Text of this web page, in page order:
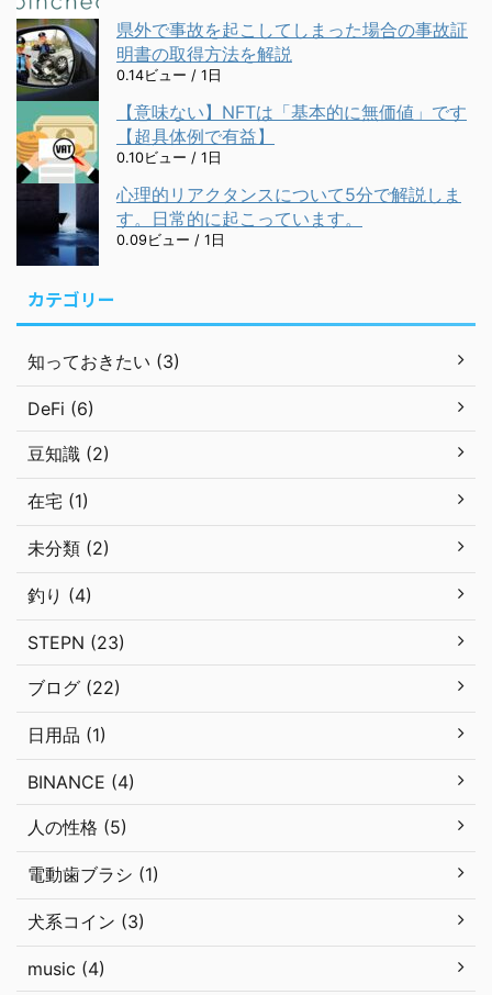
県外で事故を起こしてしまった場合の事故証
明書の取得方法を解説
0.14ビュー / 1日
【意味ない】NFTは「基本的に無価値」です
【超具体例で有益】
0.10ビュー / 1日
心理的リアクタンスについて5分で解説しま
す。日常的に起こっています。
0.09ビュー / 1日
カテゴリー
知っておきたい (3)
DeFi (6)
豆知識 (2)
在宅 (1)
未分類 (2)
釣り (4)
STEPN (23)
ブログ (22)
日用品 (1)
BINANCE (4)
人の性格 (5)
電動歯ブラシ (1)
犬系コイン (3)
music (4)